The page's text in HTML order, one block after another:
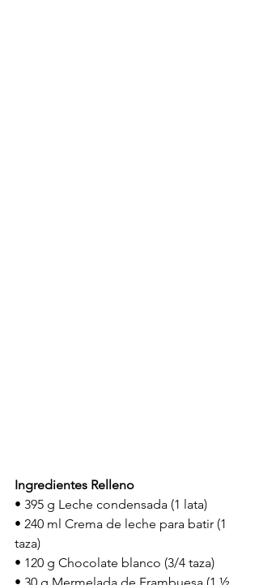
Ingredientes Relleno
• 395 g Leche condensada (1 lata)
• 240 ml Crema de leche para batir (1
taza)
• 120 g Chocolate blanco (3/4 taza)